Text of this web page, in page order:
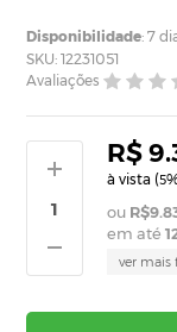
Disponibilidade: 7
SKU: 12231051
Avaliações
R$
à vista (5
em até
ver mais